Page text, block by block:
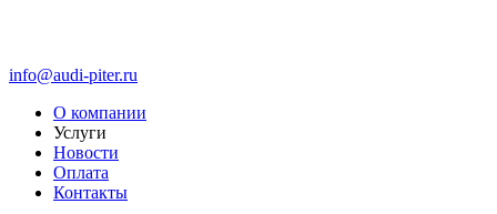
info@audi-piter.ru
О компании
Услуги
Новости
Оплата
Контакты